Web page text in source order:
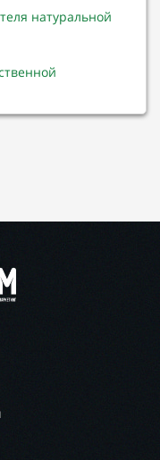
натуральной